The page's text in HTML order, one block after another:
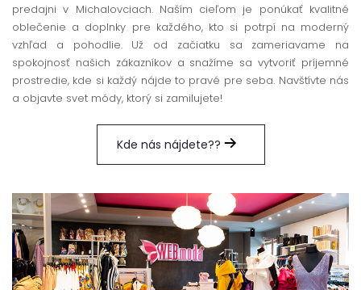
predajni v Michalovciach. Naším cieľom je ponúkať kvalitné
oblečenie a doplnky pre každého, kto si potrpí na moderný
vzhľad a pohodlie. Už od začiatku sa zameriavame na
spokojnosť našich zákazníkov a snažíme sa vytvoriť príjemné
prostredie, kde si každý nájde to pravé pre seba. Navštívte nás
a objavte svet módy, ktorý si zamilujete!
Kde nás nájdete??